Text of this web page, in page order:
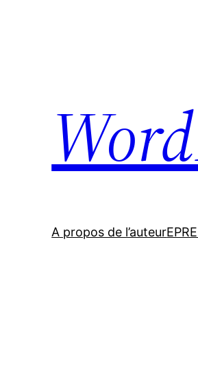
A propos de l’auteur